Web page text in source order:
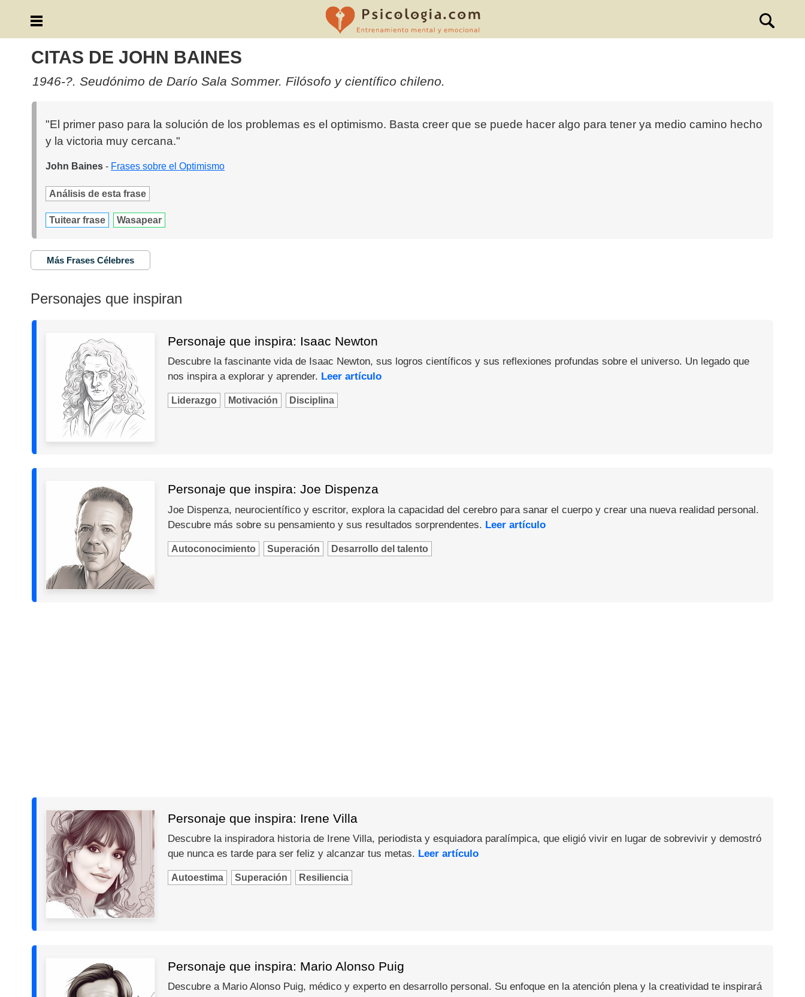
CITAS DE JOHN BAINES
1946-?. Seudónimo de Darío Sala Sommer. Filósofo y científico chileno.
"El primer paso para la solución de los problemas es el optimismo. Basta creer que se puede hacer algo para tener ya medio camino hecho
y la victoria muy cercana."
John Baines - Frases sobre el Optimismo
Análisis de esta frase
Tuitear frase Wasapear
Más Frases Célebres
Personajes que inspiran
Personaje que inspira: Isaac Newton
Descubre la fascinante vida de Isaac Newton, sus logros científicos y sus reflexiones profundas sobre el universo. Un legado que
nos inspira a explorar y aprender. Leer artículo
Liderazgo Motivación Disciplina
Personaje que inspira: Joe Dispenza
Joe Dispenza, neurocientífico y escritor, explora la capacidad del cerebro para sanar el cuerpo y crear una nueva realidad personal.
Descubre más sobre su pensamiento y sus resultados sorprendentes. Leer artículo
Autoconocimiento Superación Desarrollo del talento
Personaje que inspira: Irene Villa
Descubre la inspiradora historia de Irene Villa, periodista y esquiadora paralímpica, que eligió vivir en lugar de sobrevivir y demostró
que nunca es tarde para ser feliz y alcanzar tus metas. Leer artículo
Autoestima Superación Resiliencia
Personaje que inspira: Mario Alonso Puig
Descubre a Mario Alonso Puig, médico y experto en desarrollo personal. Su enfoque en la atención plena y la creatividad te inspirará